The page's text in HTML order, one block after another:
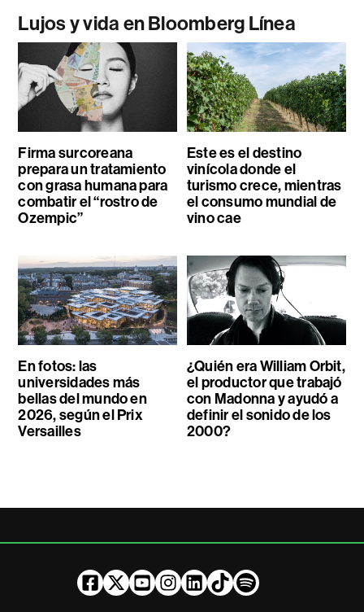
Lujos y vida en Bloomberg Línea
Firma surcoreana
prepara un tratamiento
con grasa humana para
combatir el “rostro de
Ozempic”
Este es el destino
vinícola donde el
turismo crece, mientras
el consumo mundial de
vino cae
En fotos: las
universidades más
bellas del mundo en
2026, según el Prix
Versailles
¿Quién era William Orbit,
el productor que trabajó
con Madonna y ayudó a
definir el sonido de los
2000?